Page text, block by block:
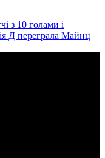
з 10 голами і
Д переграла Майнц